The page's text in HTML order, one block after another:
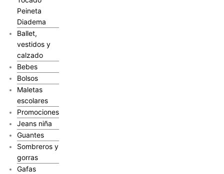
Peineta
Diadema
Ballet,
vestidos y
calzado
Bebes
Bolsos
Maletas
escolares
Promociones
Jeans niña
Guantes
Sombreros y
gorras
Gafas